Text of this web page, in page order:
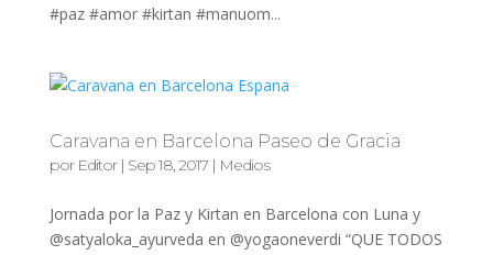
#paz #amor #kirtan #manuom...
Caravana en Barcelona Paseo de Gracia
por Editor| Sep 18, 2017| Medios
Jornada por la Paz y Kirtan en Barcelona con Luna y
@satyaloka_ayurveda en @yogaoneverdi “QUE TODOS